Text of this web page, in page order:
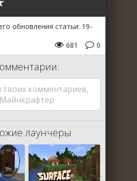
обновления статьи: 19-
0
681
комментариев,
Майнкрафтер
лаунчеры